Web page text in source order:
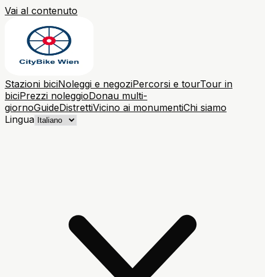
Vai al contenuto
Stazioni biciNoleggi e negoziPercorsi e tourTour in
biciPrezzi noleggioDonau multi-
giornoGuideDistrettiVicino ai monumentiChi siamo
Lingua